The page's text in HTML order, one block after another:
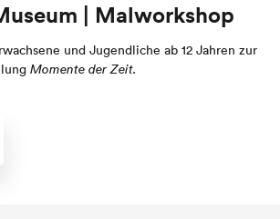
| Malworkshop
und Jugendliche ab 12 Jahren zur
Momente der Zeit.